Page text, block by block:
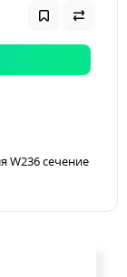
W236 сечение